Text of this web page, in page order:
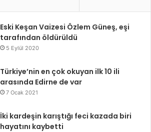
Eski Keşan Vaizesi Özlem Güneş, eşi
tarafından öldürüldü
5 Eylül 2020
Türkiye’nin en çok okuyan ilk 10 ili
arasında Edirne de var
7 Ocak 2021
İki kardeşin karıştığı feci kazada biri
hayatını kaybetti